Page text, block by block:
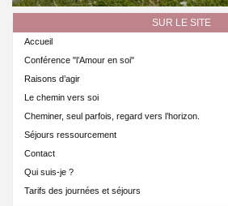
SUR LE SITE
Accueil
Conférence "l’Amour en soi"
Raisons d’agir
Le chemin vers soi
Cheminer, seul parfois, regard vers l’horizon.
Séjours ressourcement
Contact
Qui suis-je ?
Tarifs des journées et séjours